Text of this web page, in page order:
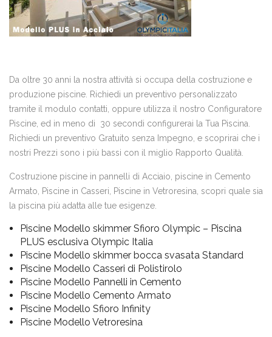
Da oltre 30 anni la nostra attività si occupa della costruzione e
produzione piscine. Richiedi un preventivo personalizzato
tramite il modulo contatti, oppure utilizza il nostro Configuratore
Piscine, ed in meno di 30 secondi configurerai la Tua Piscina.
Richiedi un preventivo Gratuito senza Impegno, e scoprirai che i
nostri Prezzi sono i più bassi con il miglio Rapporto Qualità.
Costruzione piscine in pannelli di Acciaio, piscine in Cemento
Armato, Piscine in Casseri, Piscine in Vetroresina, scopri quale sia
la piscina più adatta alle tue esigenze.
Piscine Modello skimmer Sfioro Olympic – Piscina
PLUS esclusiva Olympic Italia
Piscine Modello skimmer bocca svasata Standard
Piscine Modello Casseri di Polistirolo
Piscine Modello Pannelli in Cemento
Piscine Modello Cemento Armato
Piscine Modello Sfioro Infinity
Piscine Modello Vetroresina